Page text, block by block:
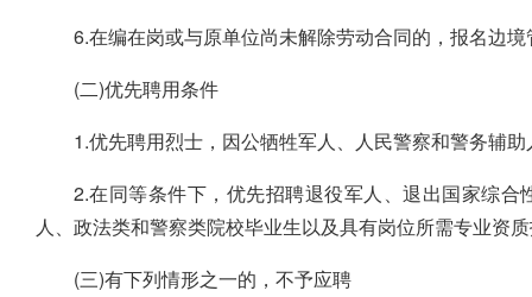
6.在编在岗或与原单位尚未解除劳动合同的，报名边
(二)优先聘用条件
1.优先聘用烈士，因公牺牲军人、人民警察和警务辅
2.在同等条件下，优先招聘退役军人、退出国家综
人、政法类和警察类院校毕业生以及具有岗位所需专业资
(三)有下列情形之一的，不予应聘